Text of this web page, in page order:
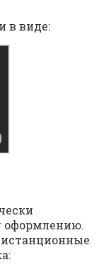
в виде:
оформлению.